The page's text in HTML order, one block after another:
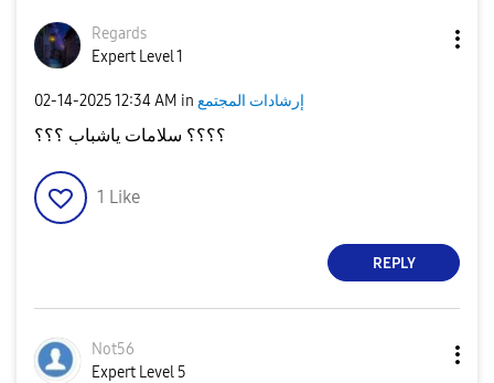
Regards
Expert Level 1
‎02-14-202512:34 AM in إرشادات المجتمع
؟؟؟؟ سلامات ياشباب ؟؟؟
1 Like
REPLY
Not56
Expert Level 5